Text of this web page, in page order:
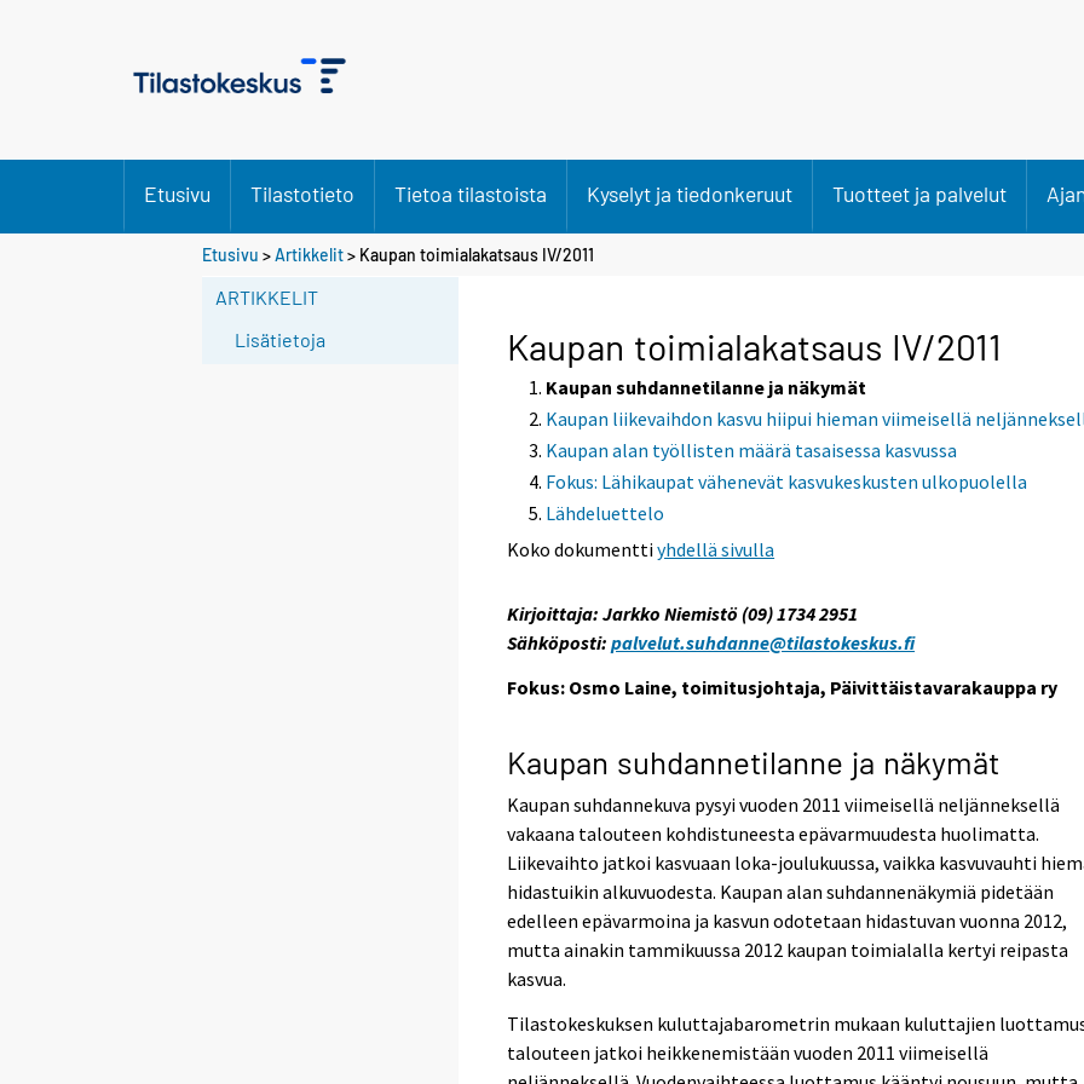
Etusivu Tilastotieto Tietoa tilastoista Kyselyt ja tiedonkeruut Tuotteet ja palvelut
Etusivu >Artikkelit> Kaupan toimialakatsaus IV/2011
ARTIKKELIT
Lisätietoja
Kaupan toimialakatsaus IV/2011
Kaupan suhdannetilanne ja näkymät
Kaupan liikevaihdon kasvu hiipui hieman viimeisellä
Kaupan alan työllisten määrä tasaisessa kasvussa
Fokus: Lähikaupat vähenevät kasvukeskusten ulkopuolella
Lähdeluettelo
Koko dokumenttiyhdellä sivulla
Kirjoittaja: Jarkko Niemistö (09) 1734 2951
Sähköposti: palvelut.suhdanne@tilastokeskus.fi
Fokus: Osmo Laine, toimitusjohtaja, Päivittäistavarakauppa ry
Kaupan suhdannetilanne ja näkymät
Kaupan suhdannekuva pysyi vuoden 2011 viimeisellä neljänneksellä
vakaana talouteen kohdistuneesta epävarmuudesta huolimatta.
Liikevaihto jatkoi kasvuaan loka-joulukuussa, vaikka kasvuvauhti
hidastuikin alkuvuodesta. Kaupan alan suhdannenäkymiä pidetään
edelleen epävarmoina ja kasvun odotetaan hidastuvan vuonna 2012,
mutta ainakin tammikuussa 2012 kaupan toimialalla kertyi reipasta
kasvua.
Tilastokeskuksen kuluttajabarometrin mukaan kuluttajien
talouteen jatkoi heikkenemistään vuoden 2011 viimeisellä